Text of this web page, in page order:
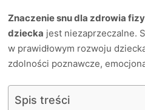
Znaczenie snu dla zdrowia
dziecka jest niezaprzeczalne.
w prawidłowym rozwoju
zdolności poznawcze,
Spis treści